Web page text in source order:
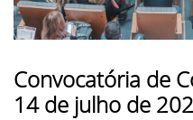
Convocatória de
14 de julho de